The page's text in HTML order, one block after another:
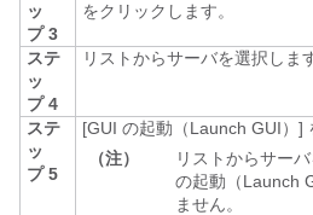
ッ
プ 3
をクリックします。
ステ
ッ
プ 4
リストからサーバを選択しま
ステ
ッ
プ 5
[GUI の起動（Launch GUI）]
（注）
リストからサー
の起動（Launch
ません。